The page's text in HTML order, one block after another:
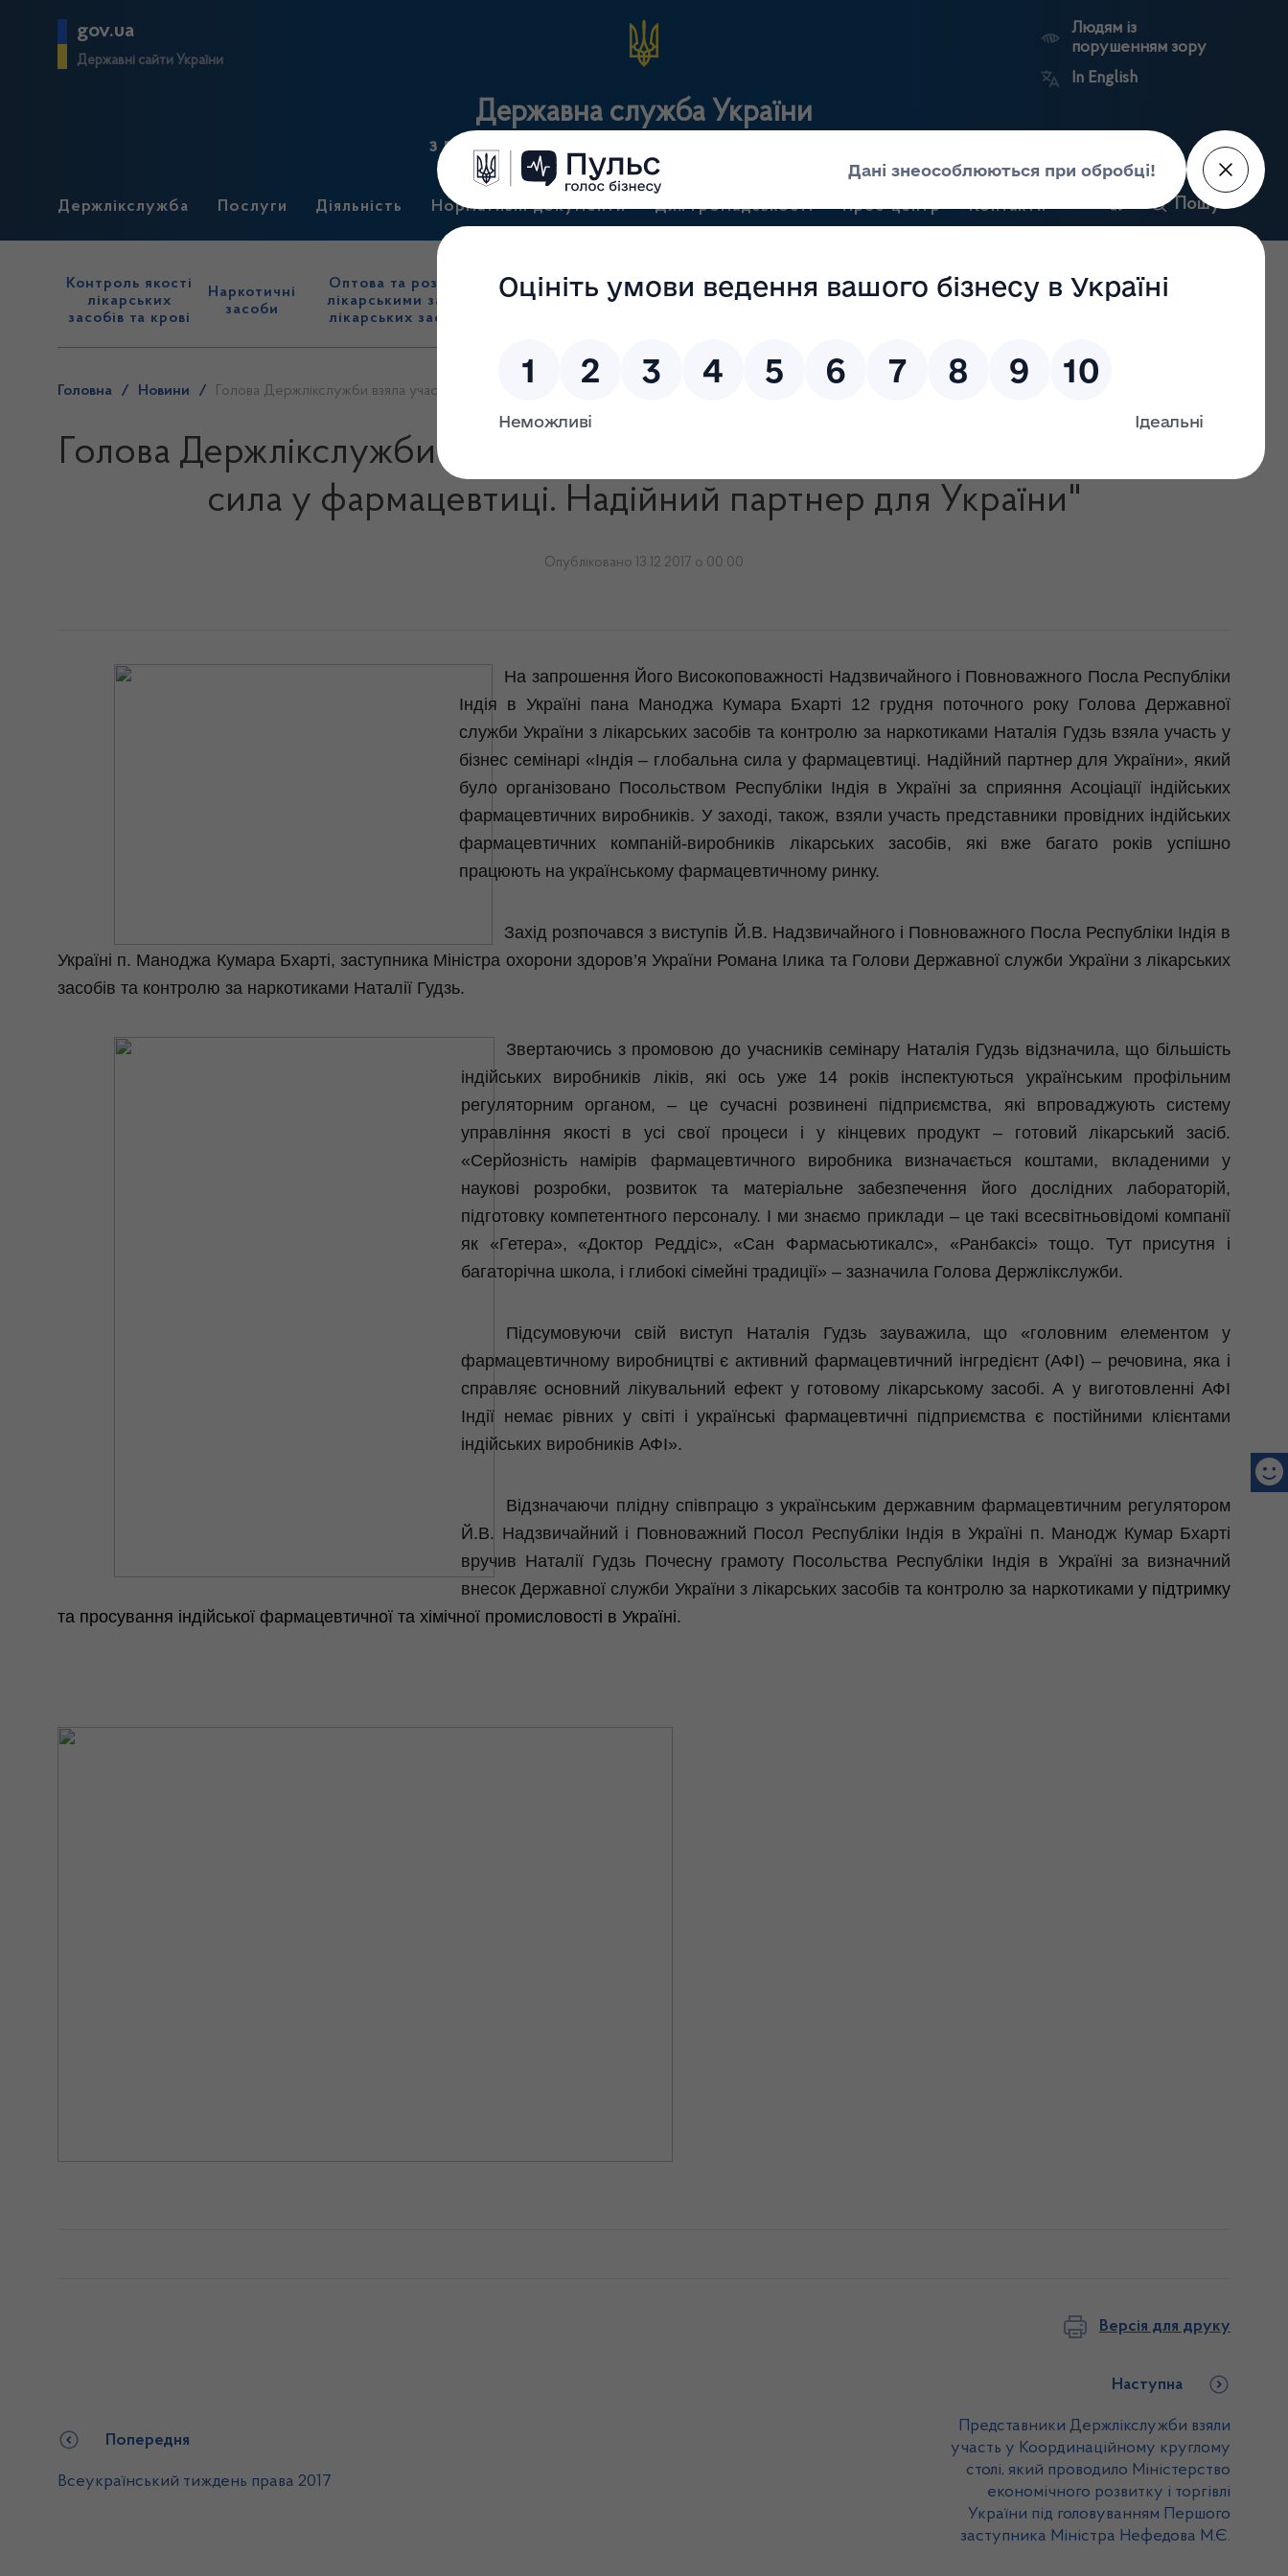
gov.ua
Державні сайти України
Державна служба України
з лікарських засобів та контролю за наркотиками
Людям із
порушенням зору
In English
Держлікслужба Послуги Діяльність Нормативні документи Для громадськості Прес-центр Контакти Пошук
Контроль якості
лікарських
засобів та крові
Наркотичні
засоби
Оптова та роздрібна торгівля
лікарськими засобами, імпорт
лікарських засобів (крім АФІ)
Державний
нагляд
виробництва лікарських
Ринковий
Державні
Антикорупційний
портал
Головна / Новини / Голова Держлікслужби взяла участь у бізнес семінарі "Індія – глобальна сила у фармацевтиці. Надійний партнер для України"
Голова Держлікслужби взяла участь у бізнес семінарі "Індія – глобальна
сила у фармацевтиці. Надійний партнер для України"
Опубліковано 13.12.2017 о 00:00
На запрошення Його Високоповажності Надзвичайного і Повноважного Посла Республіки
Індія в Україні пана Маноджа Кумара Бхарті 12 грудня поточного року Голова Державної
служби України з лікарських засобів та контролю за наркотиками Наталія Гудзь взяла участь у
бізнес семінарі «Індія – глобальна сила у фармацевтиці. Надійний партнер для України», який
було організовано Посольством Республіки Індія в Україні за сприяння Асоціації індійських
фармацевтичних виробників. У заході, також, взяли участь представники провідних індійських
фармацевтичних компаній-виробників лікарських засобів, які вже багато років успішно
працюють на українському фармацевтичному ринку.
Захід розпочався з виступів Й.В. Надзвичайного і Повноважного Посла Республіки Індія в
Україні п. Маноджа Кумара Бхарті, заступника Міністра охорони здоров’я України Романа Ілика та Голови Державної служби України з лікарських
засобів та контролю за наркотиками Наталії Гудзь.
Звертаючись з промовою до учасників семінару Наталія Гудзь відзначила, що більшість
індійських виробників ліків, які ось уже 14 років інспектуються українським профільним
регуляторним органом, – це сучасні розвинені підприємства, які впроваджують систему
управління якості в усі свої процеси і у кінцевих продукт – готовий лікарський засіб.
«Серйозність намірів фармацевтичного виробника визначається коштами, вкладеними у
наукові розробки, розвиток та матеріальне забезпечення його дослідних лабораторій,
підготовку компетентного персоналу. І ми знаємо приклади – це такі всесвітньовідомі компанії
як «Гетера», «Доктор Реддіс», «Сан Фармасьютикалс», «Ранбаксі» тощо. Тут присутня і
багаторічна школа, і глибокі сімейні традиції» – зазначила Голова Держлікслужби.
Підсумовуючи свій виступ Наталія Гудзь зауважила, що «головним елементом у
фармацевтичному виробництві є активний фармацевтичний інгредієнт (АФІ) – речовина, яка і
справляє основний лікувальний ефект у готовому лікарському засобі. А у виготовленні АФІ
Індії немає рівних у світі і українські фармацевтичні підприємства є постійними клієнтами
індійських виробників АФІ».
Відзначаючи плідну співпрацю з українським державним фармацевтичним регулятором
Й.В. Надзвичайний і Повноважний Посол Республіки Індія в Україні п. Манодж Кумар Бхарті
вручив Наталії Гудзь Почесну грамоту Посольства Республіки Індія в Україні за визначний
внесок Державної служби України з лікарських засобів та контролю за наркотиками у підтримку
та просування індійської фармацевтичної та хімічної промисловості в Україні.
Версія для друку
Попередня
Всеукраїнський тиждень права 2017
Наступна
Представники Держлікслужби взяли
участь у Координаційному круглому
столі, який проводило Міністерство
економічного розвитку і торгівлі
України під головуванням Першого
заступника Міністра Нефедова М.Є.